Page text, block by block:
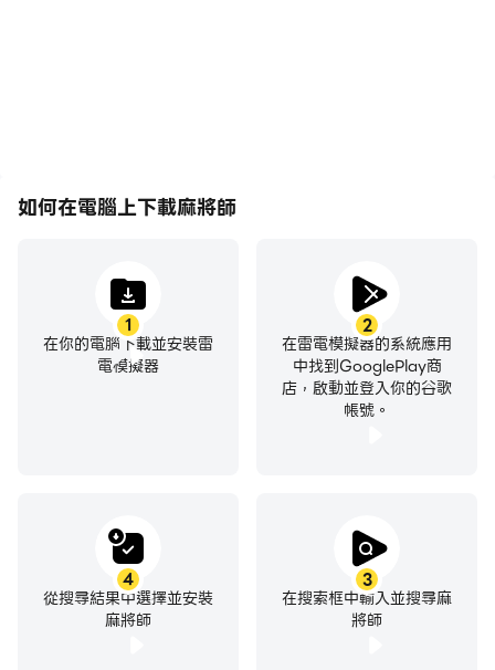
如何在電腦上下載麻將師
1
在你的電腦下載並安裝雷
電模擬器
2
在雷電模擬器的系統應用
中找到GooglePlay商
店，啟動並登入你的谷歌
帳號。
3
在搜索框中輸入並搜尋麻
將師
4
從搜尋結果中選擇並安裝
麻將師